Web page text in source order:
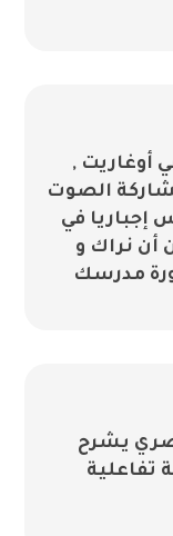
,
الصوت
إجباريا في
أن نراك و
مدرسك
و حصري يشرح
تفاعلية